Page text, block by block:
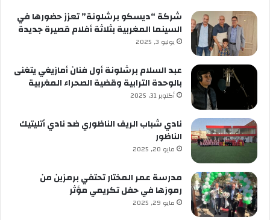
شركة “ديسكو برشلونة” تعزز حضورها في
السينما المغربية بثلاثة أفلام قصيرة جديدة
يوليو 3, 2025
عبد السلام برشلونة أول فنان أمازيغي يتغنى
بالوحدة الترابية وقضية الصحراء المغربية
أكتوبر 31, 2025
نادي شباب الريف الناظوري ضد نادي أتليتيك
الناظور
مايو 20, 2025
مدرسة عمر المختار تحتفي برمزين من
رموزها في حفل تكريمي مؤثر
مايو 29, 2025